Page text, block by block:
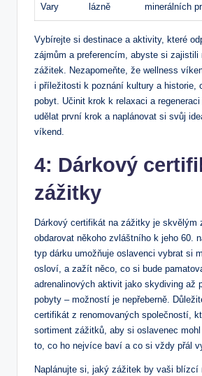
Vary
lázně
minerálních
Vybírejte si destinace a aktivity, které
zájmům a preferencím, abyste si zajistili
zážitek. Nezapomeňte, že wellness
i příležitosti k poznání kultury a historie,
pobyt. Učinit krok k relaxaci a
udělat první krok a naplánovat si svůj
víkend.
4: Dárkový
zážitky
Dárkový certifikát na zážitky je skvělým
obdarovat někoho zvláštního k jeho 60.
typ dárku umožňuje oslavenci vybrat si
osloví, a zažít něco, co si bude
adrenalinových aktivit jako skydiving až
pobyty – možností je nepřeberně.
certifikát z renomovaných společností,
sortiment zážitků, aby si oslavenec
to, co ho nejvíce baví a co si vždy přál
Naplánujte si, jaký zážitek by vaši blízcí